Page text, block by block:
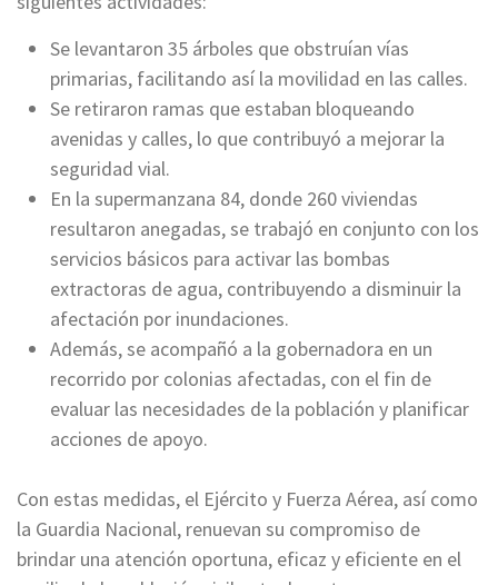
Se levantaron 35 árboles que obstruían vías
primarias, facilitando así la movilidad en las calles.
Se retiraron ramas que estaban bloqueando
avenidas y calles, lo que contribuyó a mejorar la
seguridad vial.
En la supermanzana 84, donde 260 viviendas
resultaron anegadas, se trabajó en conjunto con los
servicios básicos para activar las bombas
extractoras de agua, contribuyendo a disminuir la
afectación por inundaciones.
Además, se acompañó a la gobernadora en un
recorrido por colonias afectadas, con el fin de
evaluar las necesidades de la población y planificar
acciones de apoyo.
Con estas medidas, el Ejército y Fuerza Aérea, así como
la Guardia Nacional, renuevan su compromiso de
brindar una atención oportuna, eficaz y eficiente en el